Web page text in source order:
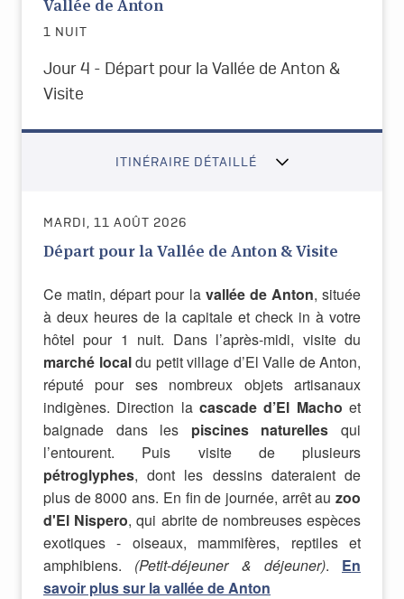
Vallée de Anton
1 NUIT
Jour 4 - Départ pour la Vallée de Anton &
Visite
ITINÉRAIRE DÉTAILLÉ
MARDI, 11 AOÛT 2026
Départ pour la Vallée de Anton & Visite
Ce matin, départ pour la vallée de Anton, située
à deux heures de la capitale et check in à votre
hôtel pour 1 nuit. Dans l’après-midi, visite du
marché localdu petit village d’El Valle de Anton,
réputé pour ses nombreux objets artisanaux
indigènes. Direction la cascade d’El Macho et
baignade dans les piscines naturelles qui
l’entourent. Puis visite de plusieurs
pétroglyphes, dont les dessins dateraient de
plus de 8000 ans. En fin de journée, arrêt au zoo
d'El Nispero, qui abrite de nombreuses espèces
exotiques - oiseaux, mammifères, reptiles et
amphibiens. (Petit-déjeuner & déjeuner). En
savoir plus sur la vallée de Anton